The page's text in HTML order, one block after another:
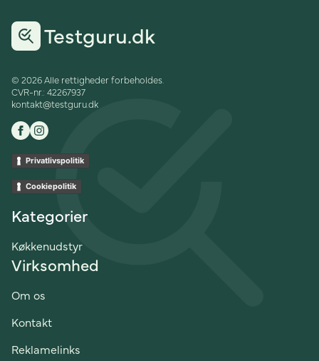
Testguru.dk
© 2026 Alle rettigheder forbeholdes.
CVR-nr.: 42267937
kontakt@testguru.dk
Privatlivspolitik
Cookiepolitik
Kategorier
Køkkenudstyr
Virksomhed
Om os
Kontakt
Reklamelinks